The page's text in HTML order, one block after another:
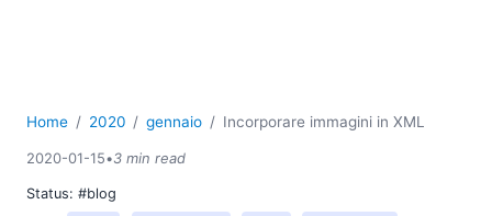
2012
2009
Home 2020 gennaio Incorporare immagini in XML
2020-01-15•3 min read
Status: #blog